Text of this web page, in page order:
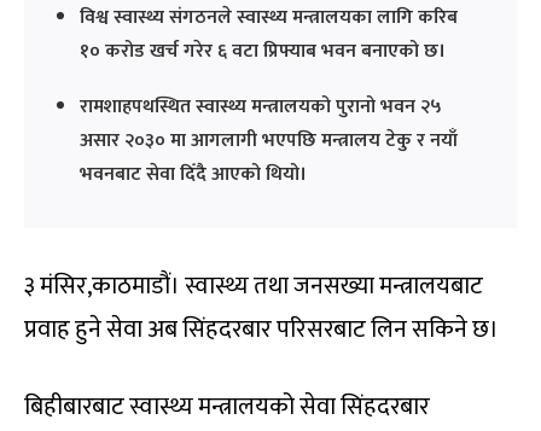
विश्व स्वास्थ्य संगठनले स्वास्थ्य मन्त्रालयका लागि करिब
१० करोड खर्च गरेर ६ वटा प्रिफ्याब भवन बनाएको छ।
रामशाहपथस्थित स्वास्थ्य मन्त्रालयको पुरानो भवन २५
असार २०३० मा आगलागी भएपछि मन्त्रालय टेकु र नयाँ
भवनबाट सेवा दिँदै आएको थियो।
३ मंसिर,काठमाडौं। स्वास्थ्य तथा जनसख्या मन्त्रालयबाट
प्रवाह हुने सेवा अब सिंहदरबार परिसरबाट लिन सकिने छ।
बिहीबारबाट स्वास्थ्य मन्त्रालयको सेवा सिंहदरबार